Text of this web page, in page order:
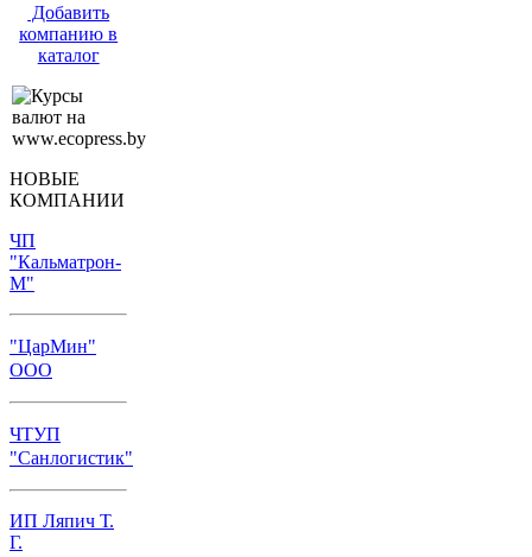
Добавить
компанию в
каталог
НОВЫЕ
КОМПАНИИ
ЧП
"Кальматрон-
М"
"ЦарМин"
ООО
ЧТУП
"Санлогистик"
ИП Ляпич Т.
Г.